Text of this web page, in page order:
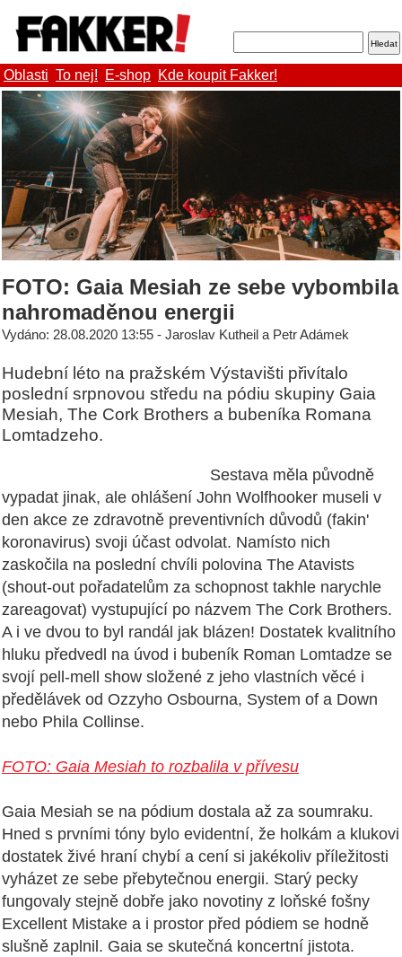
Oblasti To nej! E-shop Kde koupit Fakker!
FOTO: Gaia Mesiah ze sebe vybombila
nahromaděnou energii
Vydáno: 28.08.2020 13:55 - Jaroslav Kutheil a Petr Adámek
Hudební léto na pražském Výstavišti přivítalo
poslední srpnovou středu na pódiu skupiny Gaia
Mesiah, The Cork Brothers a bubeníka Romana
Lomtadzeho.
Sestava měla původně
vypadat jinak, ale ohlášení John Wolfhooker museli v
den akce ze zdravotně preventivních důvodů (fakin'
koronavirus) svoji účast odvolat. Namísto nich
zaskočila na poslední chvíli polovina The Atavists
(shout-out pořadatelům za schopnost takhle narychle
zareagovat) vystupující po názvem The Cork Brothers.
A i ve dvou to byl randál jak blázen! Dostatek kvalitního
hluku předvedl na úvod i bubeník Roman Lomtadze se
svojí pell-mell show složené z jeho vlastních věcé i
předělávek od Ozzyho Osbourna, System of a Down
nebo Phila Collinse.
FOTO: Gaia Mesiah to rozbalila v přívesu
Gaia Mesiah se na pódium dostala až za soumraku.
Hned s prvními tóny bylo evidentní, že holkám a klukovi
dostatek živé hraní chybí a cení si jakékoliv příležitosti
vyházet ze sebe přebytečnou energii. Starý pecky
fungovaly stejně dobře jako novotiny z loňské fošny
Excellent Mistake a i prostor před pódiem se hodně
slušně zaplnil. Gaia se skutečná koncertní jistota.